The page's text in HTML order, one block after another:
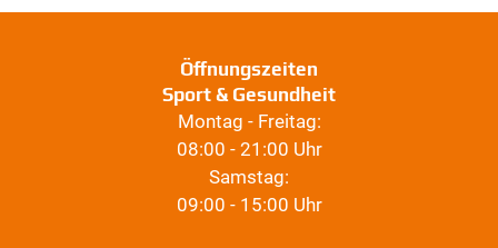
Öffnungszeiten
Sport & Gesundheit
Montag - Freitag:
08:00 - 21:00 Uhr
Samstag:
09:00 - 15:00 Uhr